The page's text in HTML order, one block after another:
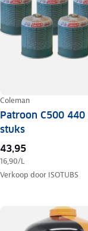
Coleman
Patroon C500 440
stuks
43,95
16,90/L
Verkoop door ISOTUBS